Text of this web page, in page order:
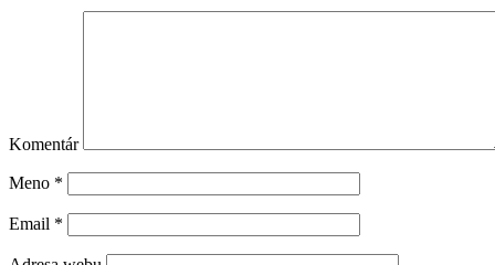
Komentár
Meno *
Email *